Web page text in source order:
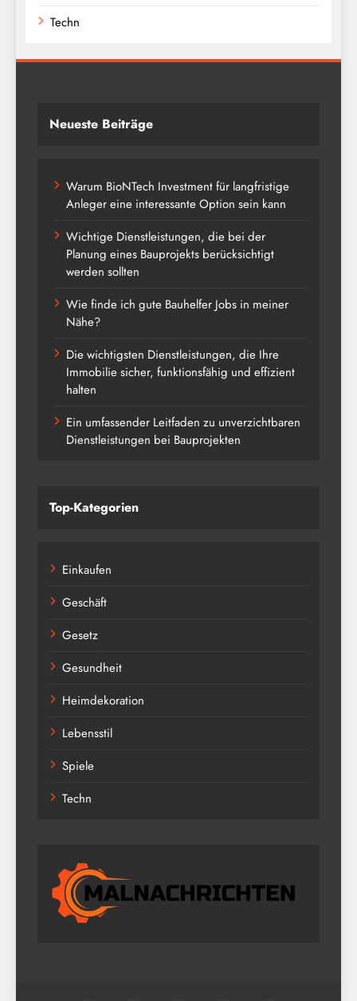
Techn
Neueste Beiträge
Warum BioNTech Investment für langfristige
Anleger eine interessante Option sein kann
Wichtige Dienstleistungen, die bei der
Planung eines Bauprojekts berücksichtigt
werden sollten
Wie finde ich gute Bauhelfer Jobs in meiner
Nähe?
Die wichtigsten Dienstleistungen, die Ihre
Immobilie sicher, funktionsfähig und effizient
halten
Ein umfassender Leitfaden zu unverzichtbaren
Dienstleistungen bei Bauprojekten
Top-Kategorien
Einkaufen
Geschäft
Gesetz
Gesundheit
Heimdekoration
Lebensstil
Spiele
Techn